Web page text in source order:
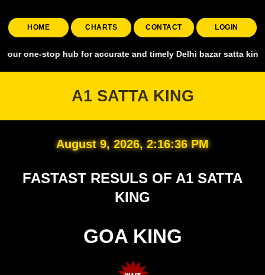
HOME CHARTS CONTACT LOGIN
hub for accurate and timely Delhi bazar satta king,
A1 SATTA KING
August 9, 2026, 2:16:37 PM
FASTAST RESULS OF A1 SATTA
KING
GOA KING